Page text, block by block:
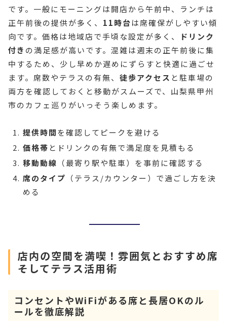
です。一般にモーニングは開店から午前中、ランチは
正午前後の提供が多く、 11時台は席確保がしやすい傾
向です。価格は地域店で手頃な設定が多く、
ドリンク
付き の満足感が高いです。混雑は週末の正午前後に集
中するため、少し早めか遅めにずらすと快適に過ごせ
ます。席数やテラスの有無、 徒歩アクセス と駐車場の
両方を確認しておくと移動がスムーズで、山梨県甲州
市のカフェ巡りがいっそう楽しめます。
提供時間を確認してピークを避ける
価格帯 とドリンクの有無で満足度を見積もる
移動動線 （最寄り駅や駐車）を事前に確認する
席のタイプ （テラス/カウンター）で過ごし方を決
める
店内の空間を満喫！雰囲気とおすすめ席
そしてテラス活用術
コンセントやWiFiがある席と長居OKのル
ールを徹底解説